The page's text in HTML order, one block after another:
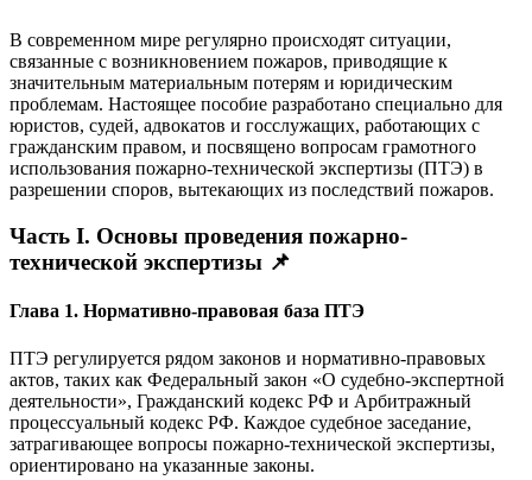
В современном мире регулярно происходят ситуации,
связанные с возникновением пожаров, приводящие к
значительным материальным потерям и юридическим
проблемам. Настоящее пособие разработано специально для
юристов, судей, адвокатов и госслужащих, работающих с
гражданским правом, и посвящено вопросам грамотного
использования пожарно-технической экспертизы (ПТЭ) в
разрешении споров, вытекающих из последствий пожаров.
Часть I. Основы проведения пожарно-
технической экспертизы 📌
Глава 1. Нормативно-правовая база ПТЭ
ПТЭ регулируется рядом законов и нормативно-правовых
актов, таких как Федеральный закон «О судебно-экспертной
деятельности», Гражданский кодекс РФ и Арбитражный
процессуальный кодекс РФ. Каждое судебное заседание,
затрагивающее вопросы пожарно-технической экспертизы,
ориентировано на указанные законы.